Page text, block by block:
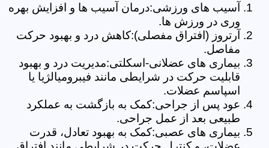
آسیب های ورزشی:درمان آسیب ها و افزایش بهره
وری در ورزش ها.
آرتروز (افتراق مفصلی):کاهش درد و بهبود حرکت
مفاصل.
بیماری های عضلانی-اسکلتی:مدیریت درد و بهبود
قابلیت حرکت در شرایطی مانند فیبرومیالژیا یا
اسپاسم عضلات.
عود پس از جراحی:کمک به بازگشت به عملکرد
طبیعی بعد از عمل جراحی.
بیماری های عصبی:کمک به بهبود تعادل، قدرت